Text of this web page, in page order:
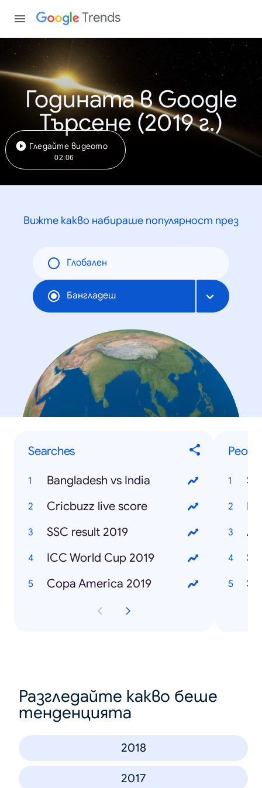
Trends
Годината в Google
Търсене (2019 г.)
Гледайте видеото
02:06
Вижте какво набираше популярност през
Глобален
Бангладеш
Searches
Bangladesh vs India
Cricbuzz live score
SSC result 2019
ICC World Cup 2019
Copa America 2019
Разгледайте какво беше
тенденцията
2018
2017